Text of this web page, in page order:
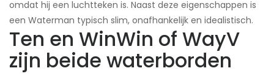
omdat hij een luchtteken is. Naast deze eigenschappen is
een Waterman typisch slim, onafhankelijk en idealistisch.
Ten en WinWin of WayV
zijn beide waterborden